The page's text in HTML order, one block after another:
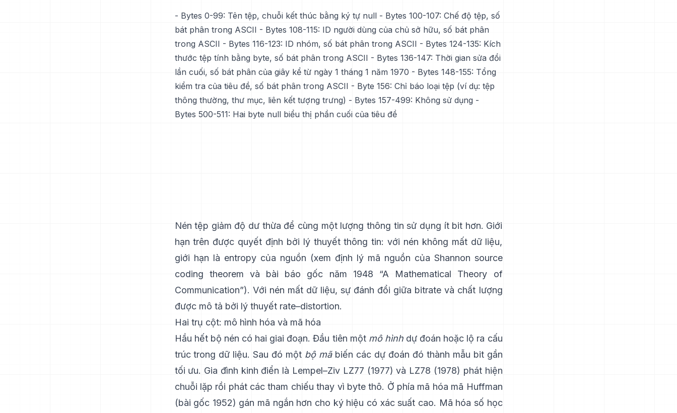
- Bytes 0-99: Tên tệp, chuỗi kết thúc bằng ký tự null - Bytes 100-107: Chế độ tệp, số
bát phân trong ASCII - Bytes 108-115: ID người dùng của chủ sở hữu, số bát phân
trong ASCII - Bytes 116-123: ID nhóm, số bát phân trong ASCII - Bytes 124-135: Kích
thước tệp tính bằng byte, số bát phân trong ASCII - Bytes 136-147: Thời gian sửa đổi
lần cuối, số bát phân của giây kể từ ngày 1 tháng 1 năm 1970 - Bytes 148-155: Tổng
kiểm tra của tiêu đề, số bát phân trong ASCII - Byte 156: Chỉ báo loại tệp (ví dụ: tệp
thông thường, thư mục, liên kết tượng trưng) - Bytes 157-499: Không sử dụng -
Bytes 500-511: Hai byte null biểu thị phần cuối của tiêu đề
Nén tệp giảm độ dư thừa để cùng một lượng thông tin sử dụng ít bit hơn. Giới
hạn trên được quyết định bởi lý thuyết thông tin: với nén không mất dữ liệu,
giới hạn là entropy của nguồn (xem định lý mã nguồn của Shannon source
coding theorem
và bài báo gốc năm 1948
“A Mathematical Theory of
Communication”). Với nén mất dữ liệu, sự đánh đổi giữa bitrate và chất lượng
được mô tả bởi lý thuyết rate–distortion.
Hai trụ cột: mô hình hóa và mã hóa
Hầu hết bộ nén có hai giai đoạn. Đầu tiên một mô hìnhdự đoán hoặc lộ ra cấu
trúc trong dữ liệu. Sau đó một bộ mãbiến các dự đoán đó thành mẫu bit gần
tối ưu. Gia đình kinh điển là Lempel–Ziv LZ77 (1977) và LZ78 (1978) phát hiện
chuỗi lặp rồi phát các tham chiếu thay vì byte thô. Ở phía mã hóa mã Huffman
(bài gốc 1952) gán mã ngắn hơn cho ký hiệu có xác suất cao. Mã hóa số học